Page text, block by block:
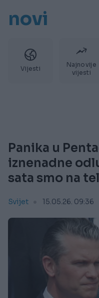
novi
Vijesti
Najnovije
vijesti
Panika u
iznenadne
sata smo na
Svijet 15.05.26. 09:36